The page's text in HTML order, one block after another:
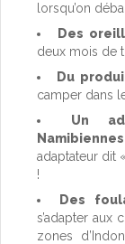
lorsqu’on
Des
deux mois de
Du
camper dans
Un
adaptateur dit
!
Des
s’adapter aux
zones